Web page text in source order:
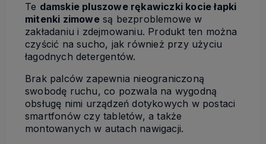
Te damskie pluszowe rękawiczki kocie łapki
mitenki zimowesą bezproblemowe w
zakładaniu i zdejmowaniu. Produkt ten można
czyścić na sucho, jak również przy użyciu
łagodnych detergentów.
Brak palców zapewnia nieograniczoną
swobodę ruchu, co pozwala na wygodną
obsługę nimi urządzeń dotykowych w postaci
smartfonów czy tabletów, a także
montowanych w autach nawigacji.